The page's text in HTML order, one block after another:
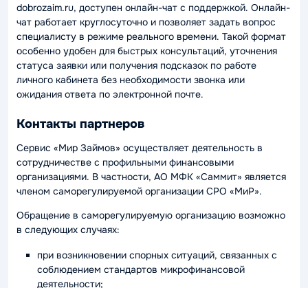
dobrozaim.ru, доступен онлайн-чат с поддержкой. Онлайн-
чат работает круглосуточно и позволяет задать вопрос
специалисту в режиме реального времени. Такой формат
особенно удобен для быстрых консультаций, уточнения
статуса заявки или получения подсказок по работе
личного кабинета без необходимости звонка или
ожидания ответа по электронной почте.
Контакты партнеров
Сервис «Мир Займов» осуществляет деятельность в
сотрудничестве с профильными финансовыми
организациями. В частности, АО МФК «Саммит» является
членом саморегулируемой организации СРО «МиР».
Обращение в саморегулируемую организацию возможно
в следующих случаях:
при возникновении спорных ситуаций, связанных с
соблюдением стандартов микрофинансовой
деятельности;